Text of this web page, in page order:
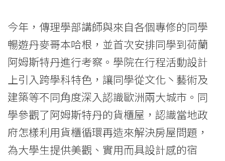
交
流
走
訪
荷
蘭
今年，傳理學部講師與來自各個專修的同學
暢遊丹麥哥本哈根，並首次安排同學到荷蘭
阿姆斯特丹進行考察。學院在行程活動設計
上引入跨學科特色，讓同學從文化丶藝術及
建築等不同角度深入認識歐洲兩大城市。同
學參觀了阿姆斯特丹的貨櫃屋，認識當地政
府怎樣利用貨櫃循環再造來解決房屋問題，
為大學生提供美觀、實用而具設計感的宿